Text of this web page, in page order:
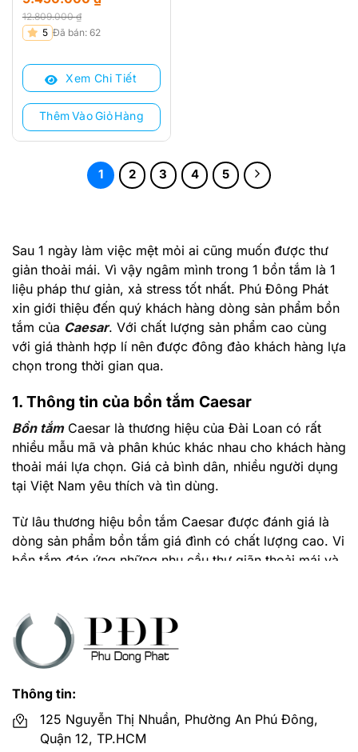
Sau 1 ngày làm việc mệt mỏi ai cũng muốn được thư
giản thoải mái. Vì vậy ngâm mình trong 1 bồn tắm là 1
liệu pháp thư giản, xả stress tốt nhất. Phú Đông Phát
xin giới thiệu đến quý khách hàng dòng sản phẩm bồn
tắm của Caesar. Với chất lượng sản phẩm cao cùng
với giá thành hợp lí nên được đông đảo khách hàng lựa
chọn trong thời gian qua.
1. Thông tin của bồn tắm Caesar
Bồn tắmCaesar là thương hiệu của Đài Loan có rất
nhiều mẫu mã và phân khúc khác nhau cho khách hàng
thoải mái lựa chọn. Giá cả bình dân, nhiều người dụng
tại Việt Nam yêu thích và tìn dùng.
Từ lâu thương hiệu bồn tắm Caesar được đánh giá là
dòng sản phẩm bồn tắm giá đình có chất lượng cao. Vi
bồn tắm đáp ứng những nhu cầu thư giãn thoải mái và
2. Bồn tắm Caesar có tốt không?
Muốn biết bồn tắm Caesar có tốt không hãy cùng đánh
giá về công nghệ sản xuất, thiết kế, chất liệu của sản
Tất cả những sản phẩm bồn tắm cảu Caesar đều được
sản xuất trên hệ thống dây chuyền công nghệ hiện đại
12.809.000₫
Giá
là:
12.809.000 ₫.
Giá
tại
9.450.000 ₫.
5 Đã bán: 62
Xem Chi Tiết
Thêm Vào Giỏ Hàng
1 2 3 4 5
Thông tin:
125 Nguyễn Thị Nhuần, Phường An Phú Đông,
Quận 12, TP.HCM